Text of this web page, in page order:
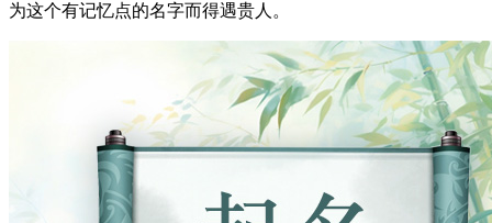
为这个有记忆点的名字而得遇贵人。